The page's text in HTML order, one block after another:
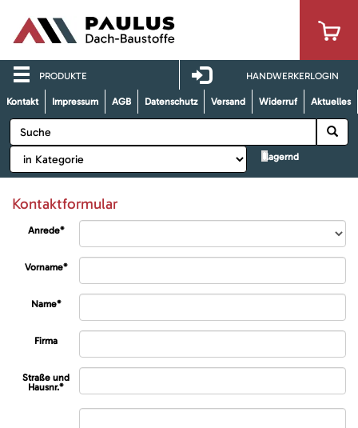
PRODUKTE HANDWERKERLOGIN
Kontakt Impressum AGB Datenschutz Versand Widerruf Aktuelles
lagernd
Kontaktformular
Anrede*
Vorname*
Name*
Firma
Straße und
Hausnr.*